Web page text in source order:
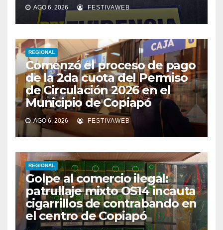
AGO 6, 2026 FESTIVAWEB
REGIONAL
Comenzó el proceso de pago
de la 2da cuota del Permiso
de Circulación 2026 en el
Municipio de Copiapó
AGO 6, 2026 FESTIVAWEB
REGIONAL
Golpe al comercio ilegal:
patrullaje mixto OS14 incauta
cigarrillos de contrabando en
el centro de Copiapó